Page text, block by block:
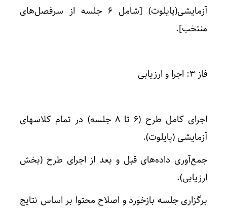
آزمایشی(پایلوت) [شامل ۶ جلسه از سرفصل‌های
منتخب].
فاز ۳: اجرا و ارزیابی
اجرای کامل طرح (۶ تا ۸ جلسه) در تمام کلاسهای
آزمایشی (پایلوت).
جمع‌آوری داده‌های قبل و بعد از اجرای طرح (بخش
ارزیابی).
برگزاری جلسه بازخورد و اصلاح محتوا بر اساس نتایج